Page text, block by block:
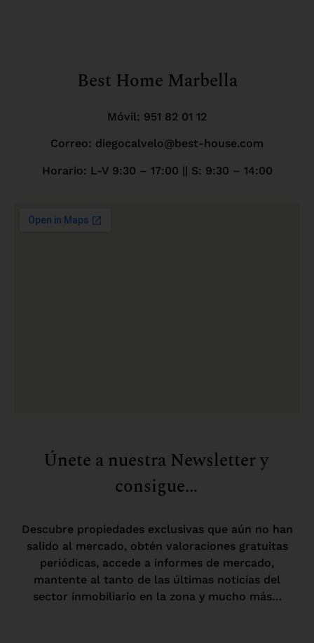
Best Home Marbella
Móvil: 951 82 01 12
Correo: diegocalvelo@best-house.com
Horario: L-V 9:30 – 17:00 || S: 9:30 – 14:00
Únete a nuestra Newsletter y
consigue...
Descubre propiedades exclusivas que aún no han
salido al mercado, obtén valoraciones gratuitas
periódicas, accede a informes de mercado,
mantente al tanto de las últimas noticias del
sector inmobiliario en la zona y mucho más…